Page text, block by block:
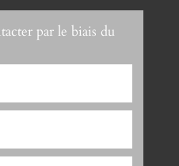
par le biais du